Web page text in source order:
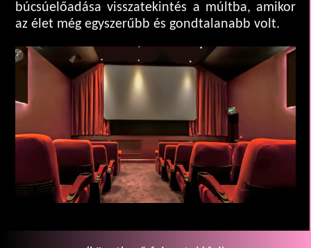
búcsúelőadása visszatekintés a múltba, amikor
az élet még egyszerűbb és gondtalanabb volt.